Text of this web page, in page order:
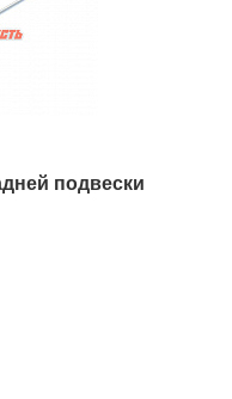
подвески